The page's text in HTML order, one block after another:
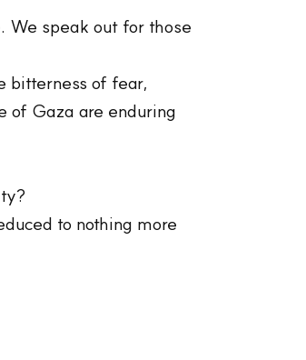
We speak out for those
bitterness of fear,
of Gaza are enduring
to nothing more